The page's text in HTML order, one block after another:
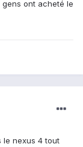
ont acheté le
le nexus 4 tout